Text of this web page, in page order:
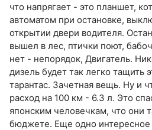
что напрягает - это планшет,
автоматом при остановке,
открытии двери водителя.
вышел в лес, птички поют,
нет - непорядок, Двигатель.
дизель будет так легко тащить
тарантас. Зачетная вещь. Ну и
расход на 100 км - 6.3 л. Это
японским человечкам, что они
бюджете. Еще одно